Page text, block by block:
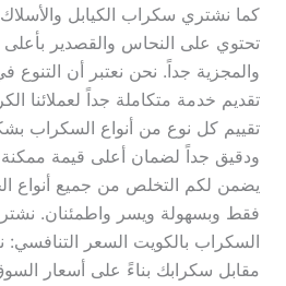
كما نشتري سكراب الكيابل والأسلاك
تحتوي على النحاس والقصدير بأعلى
والمجزية جداً. نحن نعتبر أن التنوع
تقديم خدمة متكاملة جداً لعملائنا
تقييم كل نوع من أنواع السكراب
ودقيق جداً لضمان أعلى قيمة ممكنة
يضمن لكم التخلص من جميع أنواع
فقط وبسهولة ويسر واطمئنان.
السكراب بالكويت السعر
مقابل سكرابك بناءً على أسعار السوق